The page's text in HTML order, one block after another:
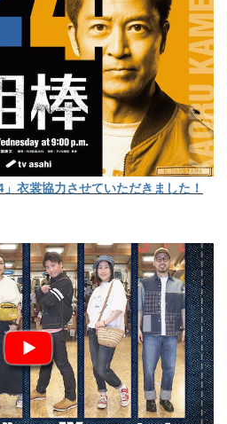
衣裳協力させていただきました！